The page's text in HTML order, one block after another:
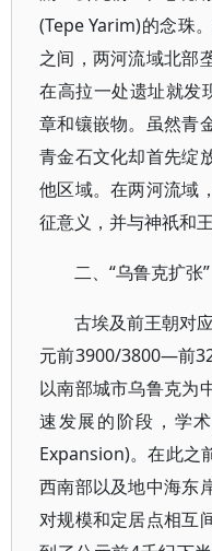
(Tepe Yarim)的念珠
之间，两河流域北部
在高拉一处遗址就发
章和镶嵌物。虽然青
青金石文化却首先绽
他区域。在两河流域
征意义，并与神祇和
二、“乌鲁克扩张”
古埃及前王朝对
元前3900/3800—前
以南部城市乌鲁克为
速发展的阶段，学
Expansion)。在此之
西南部以及地中海东
对规模和定居点相互